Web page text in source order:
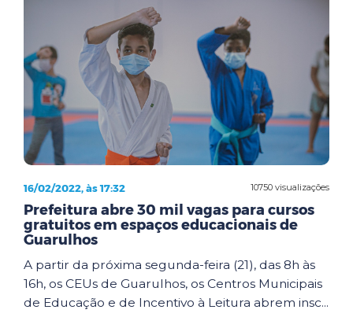
10750 visualizações
16/02/2022, às 17:32
Prefeitura abre 30 mil vagas para cursos
gratuitos em espaços educacionais de
Guarulhos
A partir da próxima segunda-feira (21), das 8h às
16h, os CEUs de Guarulhos, os Centros Municipais
de Educação e de Incentivo à Leitura abrem insc...